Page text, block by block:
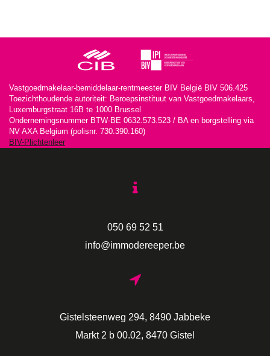
Vastgoedmakelaar-bemiddelaar-rentmeester BIV België BIV 506.425
Toezichthoudende autoriteit: Beroepsinstituut van Vastgoedmakelaars,
Luxemburgstraat 16B te 1000 Brussel
Ondernemingsnummer BTW-BE 0632.573.523 / BA en borgstelling via
NV AXA Belgium (polisnr. 730.390.160)
BIV-Plichtenleer
050 69 52 51
info@immodereeper.be
Gistelsteenweg 294, 8490 Jabbeke
Markt 2 b 00.02, 8470 Gistel